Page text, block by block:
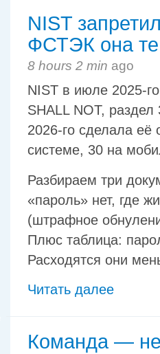
NIST
ФСТЭК она
8 hours 2 min ago
NIST в июле 2025-
SHALL NOT,
2026-го сделала её
системе, 30 на
Разбираем три
«пароль» нет, где
(штрафное
Плюс таблица:
Расходятся они
Читать далее
Команда —